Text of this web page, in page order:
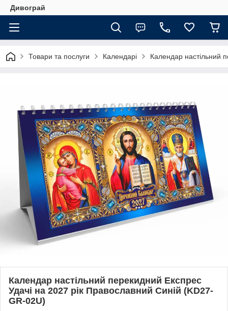
Дивограй
Товари та послуги Календарі Календар настільний
Календар настільний перекидний Експрес
Удачі на 2027 рік Православний Синій (KD27-
GR-02U)